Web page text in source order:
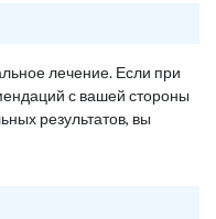
лечение. Если при
с вашей стороны
результатов, вы